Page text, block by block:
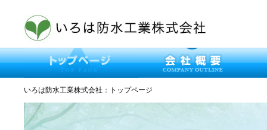
いろは防水工業株式会社：トップページ